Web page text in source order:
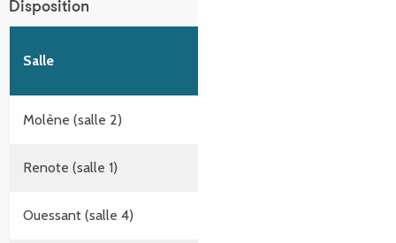
Disposition
Salle
Molène (salle 2)
Renote (salle 1)
Ouessant (salle 4)